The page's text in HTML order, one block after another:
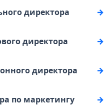
директора
директора
директора
по маркетингу